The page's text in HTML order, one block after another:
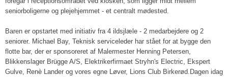
seniorboligerne og plejehjemmet - et centralt mødested.
Baren er opstartet med initiativ fra 4 ildsjlæle - 2 medarbejdere og 2
seniorer. Michael Bay, Teknisk serviceleder har stået for at bygge den
flotte bar, der er sponsoreret af Malermester Henning Petersen,
Blikkenslager Brügge A/S, Elektrikerfirmaet Stryhn's Electric, Ekspert
Gulve, Renè Lander og vores egne Løver, Lions Club Birkerød.​Dagen idag